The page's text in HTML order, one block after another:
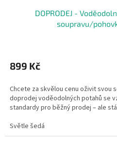
DOPRODEJ -
soupravu/
899 Kč
Chcete za skvělou cenu oživit svou
doprodej voděodolných potahů se
standardy pro běžný prodej – ale
Světle šedá